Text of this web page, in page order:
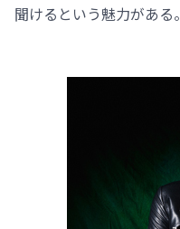
聞けるという魅力がある。